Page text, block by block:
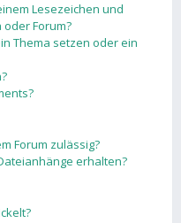
Lesezeichen und
Forum?
Thema setzen oder ein
Forum zulässig?
erhalten?